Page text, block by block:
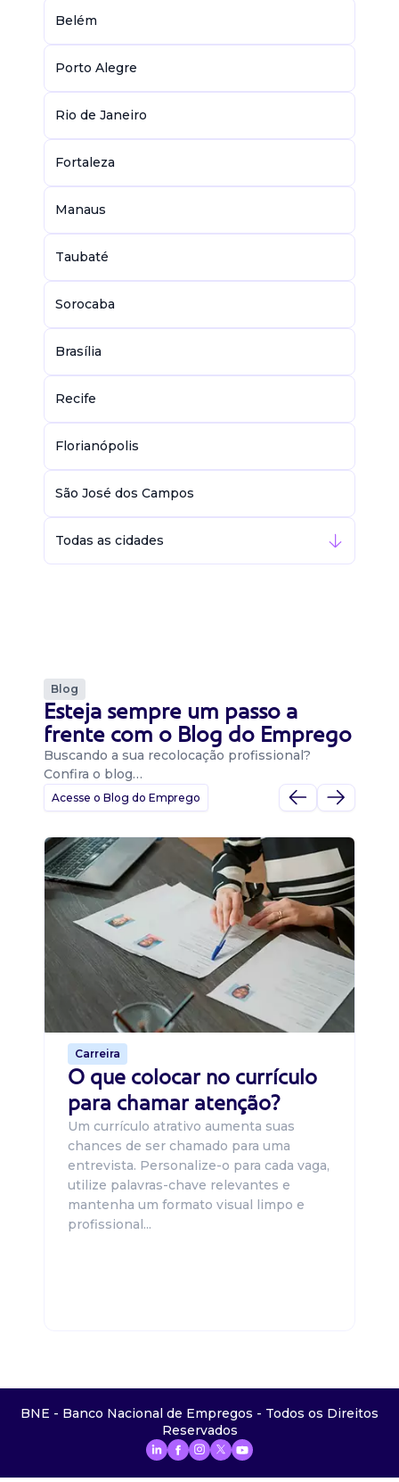
Belém
Porto Alegre
Rio de Janeiro
Fortaleza
Manaus
Taubaté
Sorocaba
Brasília
Recife
Florianópolis
São José dos Campos
Todas as cidades
Blog
Esteja sempre um passo a
frente com o Blog do Emprego
Buscando a sua recolocação profissional?
Confira o blog…
Acesse o Blog do Emprego
Carreira
O que colocar no currículo
para chamar atenção?
Um currículo atrativo aumenta suas
chances de ser chamado para uma
entrevista. Personalize-o para cada vaga,
utilize palavras-chave relevantes e
mantenha um formato visual limpo e
profissional...
BNE - Banco Nacional de Empregos - Todos os Direitos
Reservados